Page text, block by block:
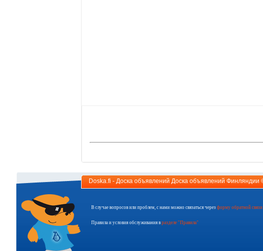
Doska.fi - Доска объявлений Доска объявлений Финляндии
В случае вопросов или проблем, с нами можно связаться через форму обратной связи
Правила и условия обслуживания в разделе "Правила"